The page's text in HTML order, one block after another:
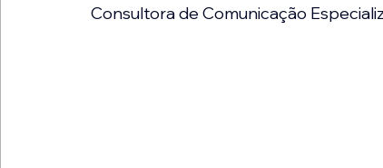
Consultora de Comunicação